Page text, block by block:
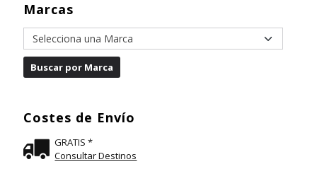
Marcas
Costes de Envío
GRATIS *
Consultar Destinos